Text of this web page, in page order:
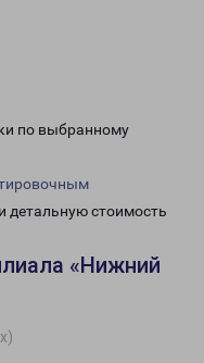
по выбранному
детальную стоимость
«Нижний